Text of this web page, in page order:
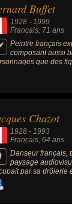
Buffet
1928 - 1999
Francais, 71 ans
Peintre français
composant aussi
que des
et dont les
« Tête de Clown »
Chazot
1928 - 1993
Francais, 64 ans
Danseur français,
paysage
par sa drôlerie
à son propre
à de